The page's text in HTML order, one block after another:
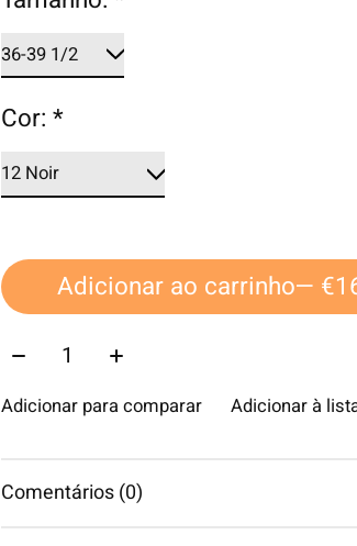
Cor:*
Adicionar ao carrinho
—
Quantidade:
Adicionar para comparar Adicionar à
Comentários (0)